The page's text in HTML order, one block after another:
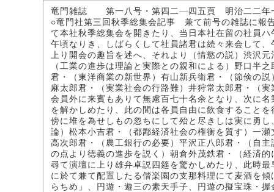
竜門雑誌 第一八号・第四二―四五頁 明治二二年
○竜門社第三回秋季総集会記事 兼て前号の雑誌に報
て本社秋季総集会を開きたり、当日本社在留の社員
午頃なりき、しばらくして社員諸君は続々来会して
上り開会の趣旨を述へ、それより（情慾の説）渋沢
（工業の進歩は理論と実際との親和による）野口半
君・（東洋商業の新世界）有山新兵衛君・（節倹の
麻太郎君・（実業社会の行路難）井狩常太郎君・（
会員外に来賓もありて無慮百七十名余となり、次に
を解かしめたり、此の間は各員自由に飲食すること
傍に堆を為せしもの忽ちにして殆と尽きしは実に勇
論）松本小吉君・（都鄙経済社会の権衡を質す）一
高次郎君・（農工銀行の必要）平沢正八郎君・（自
の点より徳義の進歩を説く）朝倉外茂鉄君・（経済
尋て演壇に上り雄弁卓説四筵を驚かしめたり、此時
に於て兼て配置したる偕楽園の支那料理にて麦酒を
らちめ」、円遊・遊三の素天手子、円遊の擬宝珠・